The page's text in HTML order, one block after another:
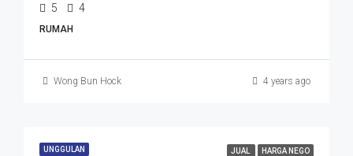
5 4
RUMAH
Wong Bun Hock 4 years ago
UNGGULAN JUAL HARGA NEGO